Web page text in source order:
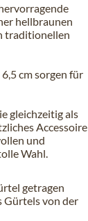
hellbraunen
traditionellen
cm sorgen für
gleichzeitig als
Accessoire
und
Wahl.
getragen
Gürtels von der